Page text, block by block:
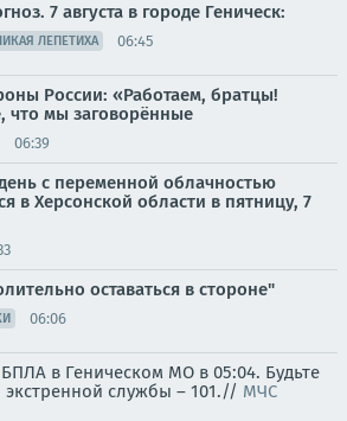
7 августа в городе Геническ:
ЛЕПЕТИХА 06:45
России: «Работаем, братцы!
что мы заговорённые
06:39
с переменной облачностью
в Херсонской области в пятницу, 7
оставаться в стороне"
06:06
в Геническом МО в 05:04. Будьте
службы – 101.// МЧС